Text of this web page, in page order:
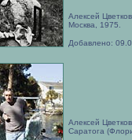
Алексей
Москва, 1975.
Добавлено:
Алексей
Саратога